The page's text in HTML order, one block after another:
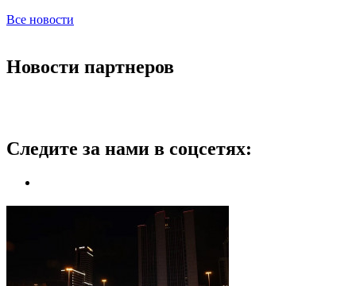
Все новости
Новости партнеров
Следите за нами в соцсетях: